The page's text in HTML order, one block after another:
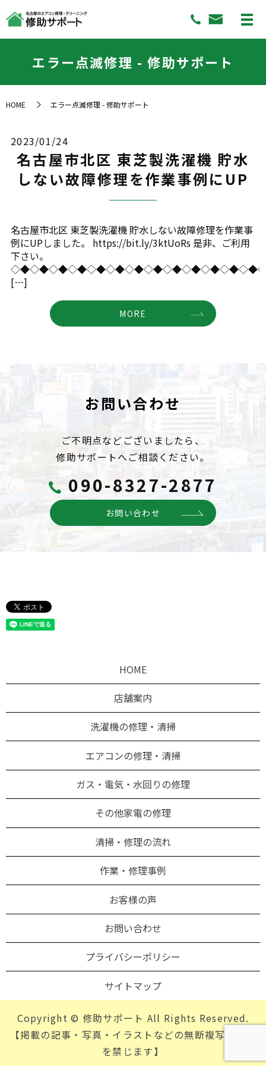
エラー点滅修理 - 修助サポート
HOME エラー点滅修理 - 修助サポート
2023/01/24
名古屋市北区 東芝製洗濯機 貯水
しない故障修理を作業事例にUP
名古屋市北区 東芝製洗濯機 貯水しない故障修理を作業事
例にUPしました。 https://bit.ly/3ktUoRs 是非、ご利用
下さい。
[…]
MORE
お問い合わせ
ご不明点などございましたら、
修助サポートへご相談ください。
090-8327-2877
お問い合わせ
HOME
店舗案内
洗濯機の修理・清掃
エアコンの修理・清掃
ガス・電気・水回りの修理
その他家電の修理
清掃・修理の流れ
作業・修理事例
お客様の声
お問い合わせ
プライバシーポリシー
サイトマップ
Copyright © 修助サポート All Rights Reserved.
【掲載の記事・写真・イラストなどの無断複写・転載
を禁じます】